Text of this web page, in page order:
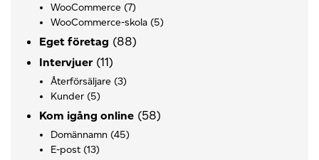
WooCommerce (7)
WooCommerce-skola (5)
Eget företag (88)
Intervjuer (11)
Återförsäljare (3)
Kunder (5)
Kom igång online (58)
Domännamn (45)
E-post (13)